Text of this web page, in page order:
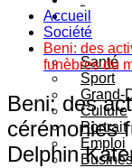
Santé
Sport
Grand-
Culture
Portrait
Emploi
Accueil
Société
Beni: des
funèbres du
Beni: des
cérémonies
Delphin